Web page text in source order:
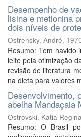
Desempenho de
lisina e metionina
dois níveis de
Ostrensky, André,
Resumo: Tem havido
leite pela otimização
revisão de literatura
na dieta para valores
Desenvolvimento,
abelha Mandaçaia
Ostrovski, Katia
Resumo: O Brasil